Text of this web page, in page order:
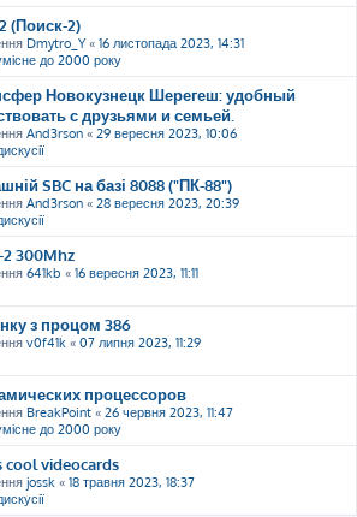
(Поиск-2)
Dmytro_Y« 16 листопада 2023, 14:31
до 2000 року
Новокузнецк Шерегеш: удобный
с друзьями и семьей.
And3rson « 29 вересня 2023, 10:06
SBC на базі 8088 ("ПК-88")
And3rson « 28 вересня 2023, 20:39
300Mhz
641kb « 16 вересня 2023, 11:11
з процом 386
v0f41k « 07 липня 2023, 11:29
процессоров
BreakPoint « 26 червня 2023, 11:47
до 2000 року
cool videocards
jossk « 18 травня 2023, 18:37